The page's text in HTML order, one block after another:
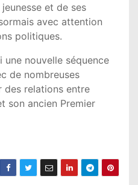
et de ses
avec attention
politiques.
une nouvelle séquence
de nombreuses
des relations entre
son ancien Premier